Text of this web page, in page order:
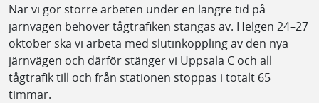
När vi gör större arbeten under en längre tid på
järnvägen behöver tågtrafiken stängas av. Helgen 24–27
oktober ska vi arbeta med slutinkoppling av den nya
järnvägen och därför stänger vi Uppsala C och all
tågtrafik till och från stationen stoppas i totalt 65
timmar.